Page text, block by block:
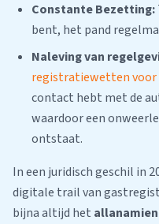
Constante Bezetting:
bent, het pand
Naleving van
registratiewetten voor
contact hebt met de
waardoor een
ontstaat.
In een juridisch geschil in
digitale trail van
bijna altijd het